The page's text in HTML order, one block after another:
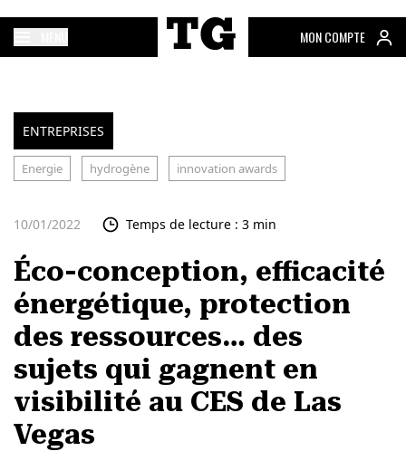
MON COMPTE
ENTREPRISES
Energie hydrogène innovation awards
10/01/2022 Temps de lecture : 3 min
Éco-conception, efficacité
énergétique, protection
des ressources… des
sujets qui gagnent en
visibilité au CES de Las
Vegas